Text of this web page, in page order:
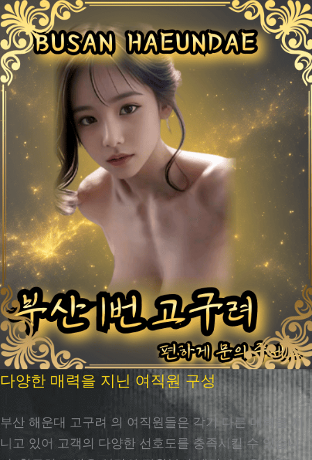
다양한 매력을 지닌 여직원 구성
부산 해운대 고구려 의 여직원들은 각기 다른 매력을 지
니고 있어 고객의 다양한 선호도를 충족시킬 수 있습니